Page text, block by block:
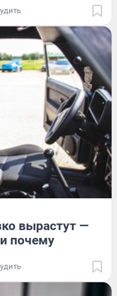
вырастут —
почему